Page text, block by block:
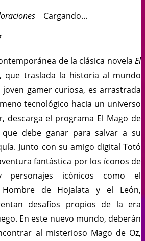
Cargando...
de la clásica novela El
, que traslada la historia al mundo
gamer curiosa, es arrastrada
tecnológico hacia un universo
descarga el programa El Mago de
debe ganar para salvar a su
Junto con su amigo digital Totó
fantástica por los íconos de
icónicos como el
Hombre de Hojalata y el León,
desafíos propios de la era
En este nuevo mundo, deberán
al misterioso Mago de Oz,